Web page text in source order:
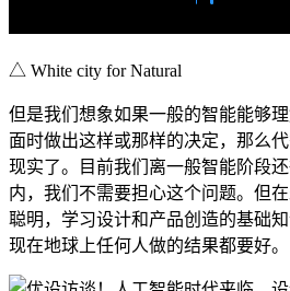
△ White city for Natural
但是我们想象如果一般的智能能够
面时做出这样或那样的决定，那么
现实了。目前我们离一般智能阶段
内，我们不需要担心这个问题。但
聪明，学习设计和产品创造的基础
现在地球上任何人做的结果都要好。